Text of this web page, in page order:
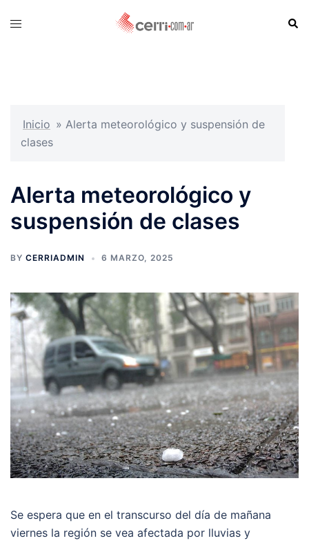
Toggle
Inicio » Alerta meteorológico y suspensión de
clases
Alerta meteorológico y
suspensión de clases
BY CERRIADMIN 6 MARZO, 2025
Se espera que en el transcurso del día de mañana
viernes la región se vea afectada por lluvias y